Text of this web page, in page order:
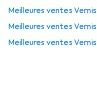
Meilleures ventes
Meilleures ventes
Meilleures ventes